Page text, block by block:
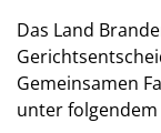
Das Land
Gemeinsamen
unter